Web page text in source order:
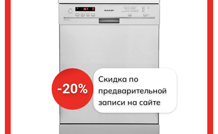
-20%
Скидка по
предварительной
записи на сайте